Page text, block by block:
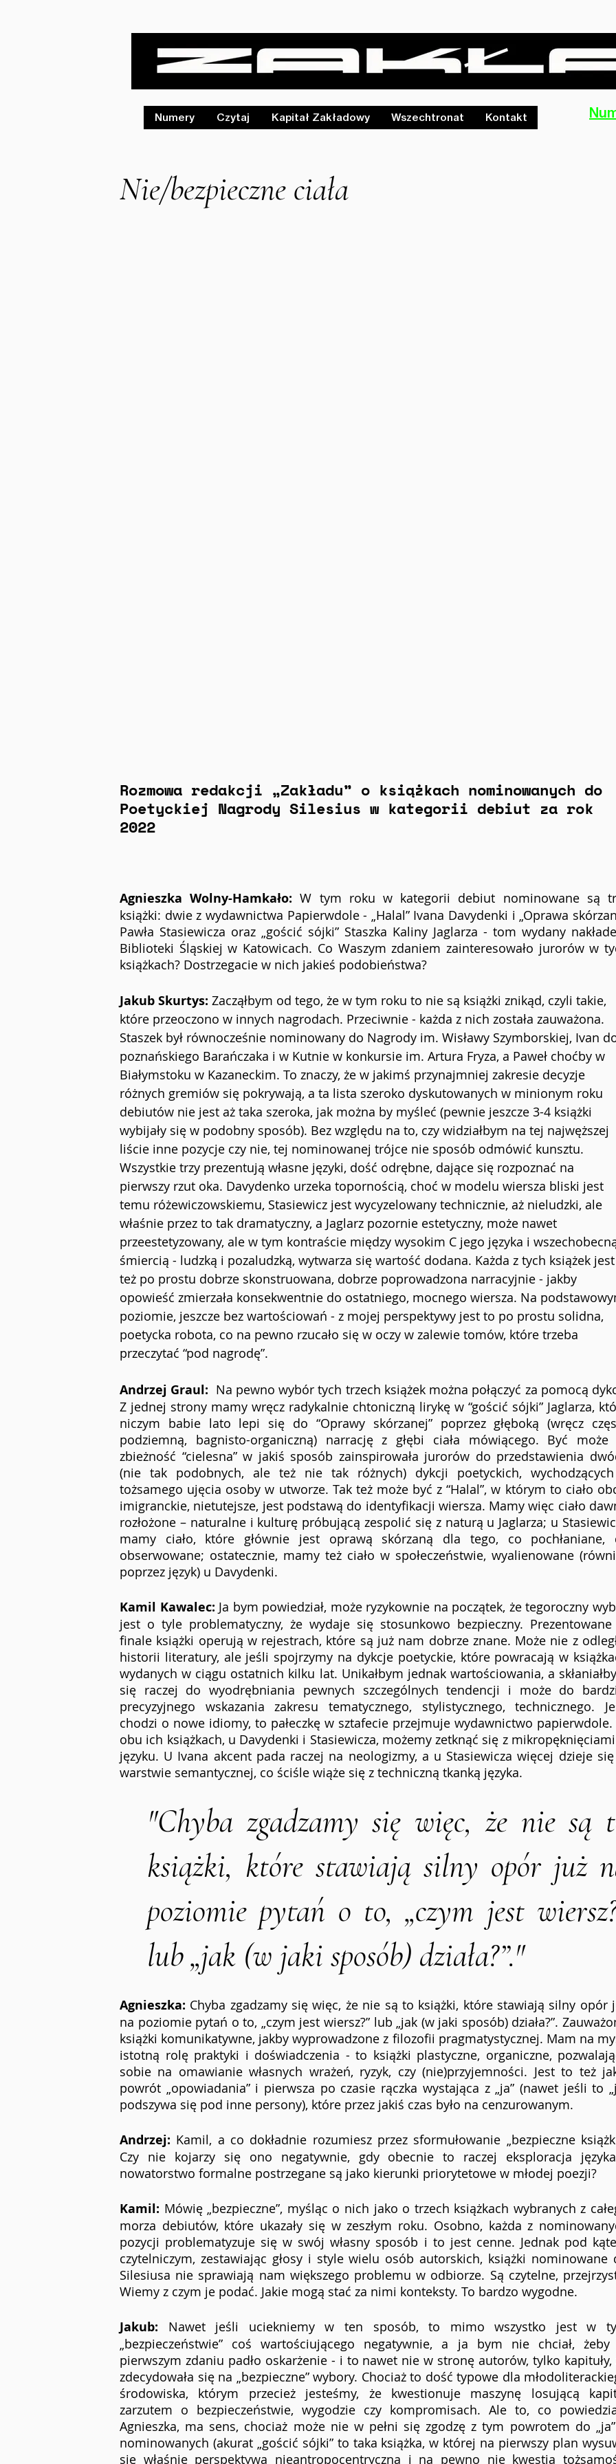
Numery Czytaj Kapitał Zakładowy Wszechtronat Kontakt
Nie/bezpieczne ciała
Rozmowa redakcji „Zakładu” o książkach nominowanych do
Poetyckiej Nagrody Silesius w kategorii debiut za rok
2022
Agnieszka Wolny-Hamkało: W tym roku w kategorii debiut nominowane są
książki: dwie z wydawnictwa Papierwdole - „Halal” Ivana Davydenki i „Oprawa
Pawła Stasiewicza oraz „gościć sójki” Staszka Kaliny Jaglarza - tom wydany
Biblioteki Śląskiej w Katowicach. Co Waszym zdaniem zainteresowało jurorów w
książkach? Dostrzegacie w nich jakieś podobieństwa?
Jakub Skurtys: Zacząłbym od tego, że w tym roku to nie są książki znikąd, czyli takie,
które przeoczono w innych nagrodach. Przeciwnie - każda z nich została zauważona.
Staszek był równocześnie nominowany do Nagrody im. Wisławy Szymborskiej, Ivan
poznańskiego Barańczaka i w Kutnie w konkursie im. Artura Fryza, a Paweł choćby w
Białymstoku w Kazaneckim. To znaczy, że w jakimś przynajmniej zakresie decyzje
różnych gremiów się pokrywają, a ta lista szeroko dyskutowanych w minionym roku
debiutów nie jest aż taka szeroka, jak można by myśleć (pewnie jeszcze 3-4 książki
wybijały się w podobny sposób). Bez względu na to, czy widziałbym na tej najwęższej
liście inne pozycje czy nie, tej nominowanej trójce nie sposób odmówić kunsztu.
Wszystkie trzy prezentują własne języki, dość odrębne, dające się rozpoznać na
pierwszy rzut oka. Davydenko urzeka topornością, choć w modelu wiersza bliski jest
temu różewiczowskiemu, Stasiewicz jest wycyzelowany technicznie, aż nieludzki, ale
właśnie przez to tak dramatyczny, a Jaglarz pozornie estetyczny, może nawet
przeestetyzowany, ale w tym kontraście między wysokim C jego języka i
śmiercią - ludzką i pozaludzką, wytwarza się wartość dodana. Każda z tych książek jest
też po prostu dobrze skonstruowana, dobrze poprowadzona narracyjnie - jakby
opowieść zmierzała konsekwentnie do ostatniego, mocnego wiersza. Na
poziomie, jeszcze bez wartościowań - z mojej perspektywy jest to po prostu solidna,
poetycka robota, co na pewno rzucało się w oczy w zalewie tomów, które trzeba
przeczytać “pod nagrodę”.
Andrzej Graul: Na pewno wybór tych trzech książek można połączyć za pomocą
Z jednej strony mamy wręcz radykalnie chtoniczną lirykę w “gościć sójki” Jaglarza,
niczym babie lato lepi się do “Oprawy skórzanej” poprzez głęboką (wręcz
podziemną, bagnisto-organiczną) narrację z głębi ciała mówiącego. Być może
zbieżność “cielesna” w jakiś sposób zainspirowała jurorów do przedstawienia
(nie tak podobnych, ale też nie tak różnych) dykcji poetyckich,
tożsamego ujęcia osoby w utworze. Tak też może być z “Halal”, w którym to ciało
imigranckie, nietutejsze, jest podstawą do identyfikacji wiersza. Mamy więc ciało
rozłożone – naturalne i kulturę próbującą zespolić się z naturą u Jaglarza; u
mamy ciało, które głównie jest oprawą skórzaną dla tego, co pochłaniane,
obserwowane; ostatecznie, mamy też ciało w społeczeństwie, wyalienowane
poprzez język) u Davydenki.
Kamil Kawalec: Ja bym powiedział, może ryzykownie na początek, że tegoroczny
jest o tyle problematyczny, że wydaje się stosunkowo bezpieczny.
finale książki operują w rejestrach, które są już nam dobrze znane. Może nie z
historii literatury, ale jeśli spojrzymy na dykcje poetyckie, które powracają w
wydanych w ciągu ostatnich kilku lat. Unikałbym jednak wartościowania, a
się raczej do wyodrębniania pewnych szczególnych tendencji i może do
precyzyjnego wskazania zakresu tematycznego, stylistycznego, technicznego.
chodzi o nowe idiomy, to pałeczkę w sztafecie przejmuje wydawnictwo papierwdole.
obu ich książkach, u Davydenki i Stasiewicza, możemy zetknąć się z
języku. U Ivana akcent pada raczej na neologizmy, a u Stasiewicza więcej dzieje
warstwie semantycznej, co ściśle wiąże się z techniczną tkanką języka.
"Chyba zgadzamy się więc, że nie są
książki, które stawiają silny opór już
poziomie pytań o to, „czym jest
lub „jak (w jaki sposób) działa?”."
Agnieszka: Chyba zgadzamy się więc, że nie są to książki, które stawiają silny opór
na poziomie pytań o to, „czym jest wiersz?” lub „jak (w jaki sposób) działa?”.
książki komunikatywne, jakby wyprowadzone z filozofii pragmatystycznej. Mam na
istotną rolę praktyki i doświadczenia - to książki plastyczne, organiczne,
sobie na omawianie własnych wrażeń, ryzyk, czy (nie)przyjemności. Jest to też
powrót „opowiadania” i pierwsza po czasie rączka wystająca z „ja” (nawet jeśli to
podszywa się pod inne persony), które przez jakiś czas było na cenzurowanym.
Andrzej: Kamil, a co dokładnie rozumiesz przez sformułowanie „bezpieczne
Czy nie kojarzy się ono negatywnie, gdy obecnie to raczej eksploracja
nowatorstwo formalne postrzegane są jako kierunki priorytetowe w młodej poezji?
Kamil: Mówię „bezpieczne”, myśląc o nich jako o trzech książkach wybranych z
morza debiutów, które ukazały się w zeszłym roku. Osobno, każda z
pozycji problematyzuje się w swój własny sposób i to jest cenne. Jednak pod
czytelniczym, zestawiając głosy i style wielu osób autorskich, książki nominowane
Silesiusa nie sprawiają nam większego problemu w odbiorze. Są czytelne,
Wiemy z czym je podać. Jakie mogą stać za nimi konteksty. To bardzo wygodne.
Jakub: Nawet jeśli uciekniemy w ten sposób, to mimo wszystko jest w
„bezpieczeństwie” coś wartościującego negatywnie, a ja bym nie chciał,
pierwszym zdaniu padło oskarżenie - i to nawet nie w stronę autorów, tylko kapituły,
zdecydowała się na „bezpieczne” wybory. Chociaż to dość typowe dla
środowiska, którym przecież jesteśmy, że kwestionuje maszynę losującą
zarzutem o bezpieczeństwie, wygodzie czy kompromisach. Ale to, co
Agnieszka, ma sens, chociaż może nie w pełni się zgodzę z tym powrotem do
nominowanych (akurat „gościć sójki” to taka książka, w której na pierwszy plan
się właśnie perspektywa nieantropocentryczna i na pewno nie kwestia